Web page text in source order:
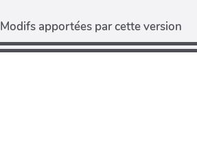
Modifs apportées par cette version